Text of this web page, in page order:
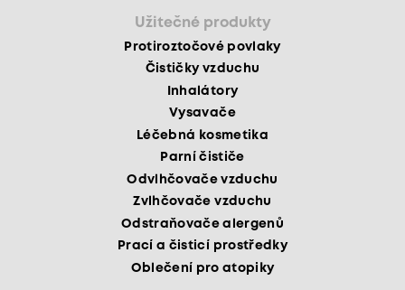
Užitečné produkty
Protiroztočové povlaky
Čističky vzduchu
Inhalátory
Vysavače
Léčebná kosmetika
Parní čističe
Odvlhčovače vzduchu
Zvlhčovače vzduchu
Odstraňovače alergenů
Prací a čisticí prostředky
Oblečení pro atopiky